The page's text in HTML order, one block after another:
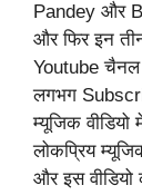
Pandey और
और फिर इन
Youtube चैनल
लगभग
म्यूजिक
लोकप्रिय
और इस वीडियो